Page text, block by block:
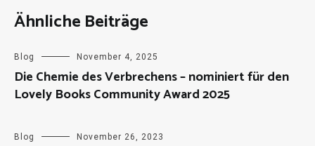
Ähnliche Beiträge
Blog November 4, 2025
Die Chemie des Verbrechens – nominiert für den
Lovely Books Community Award 2025
Blog November 26, 2023